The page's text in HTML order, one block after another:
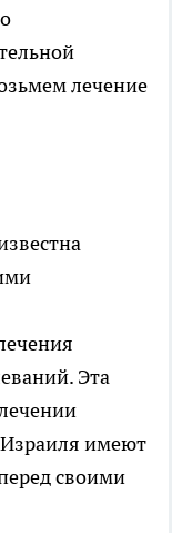
лечение
Эта
имеют
своими